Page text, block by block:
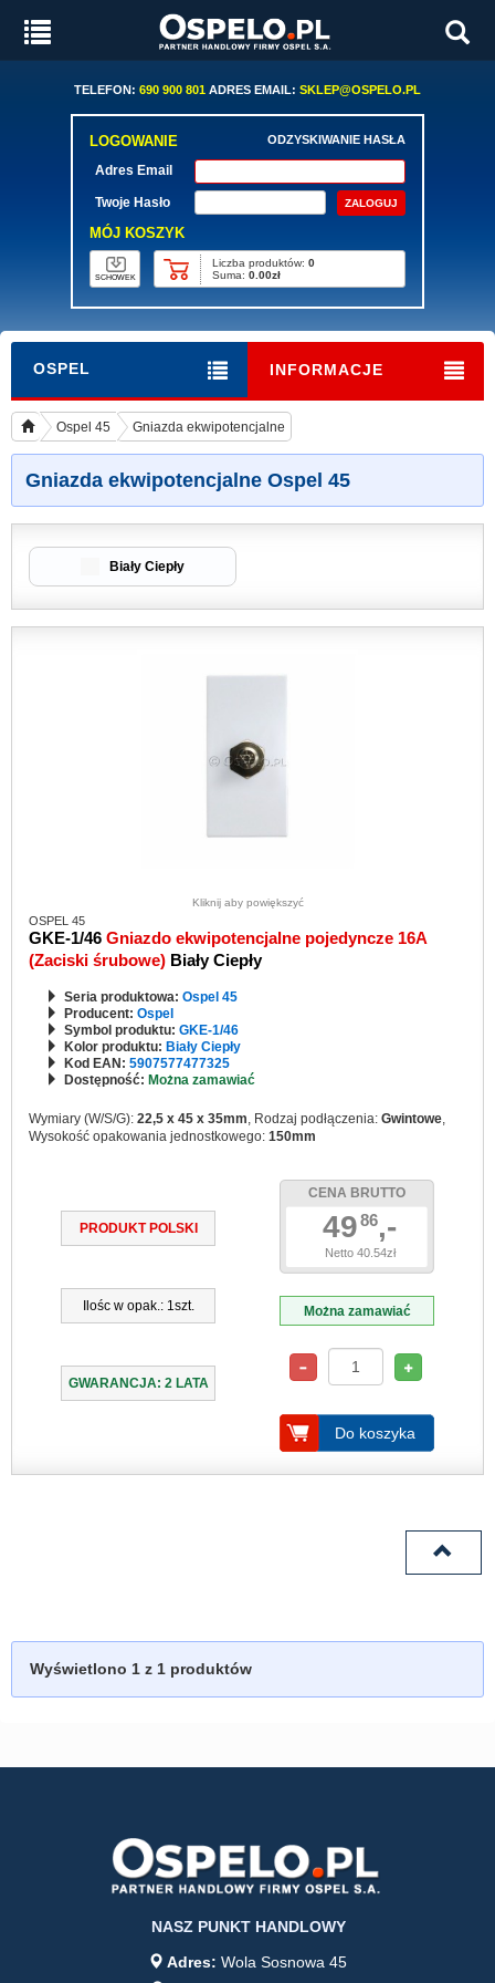
TELEFON: 690 900 801 ADRES EMAIL: SKLEP@OSPELO.PL
LOGOWANIE ODZYSKIWANIE HASŁA
Adres Email
Twoje Hasło
MÓJ KOSZYK
SCHOWEK
Liczba produktów: 0
Suma: 0.00zł
OSPEL INFORMACJE
Ospel 45 Gniazda ekwipotencjalne
Gniazda ekwipotencjalne Ospel 45
Biały Ciepły
Kliknij aby powiększyć
OSPEL 45
GKE-1/46 Gniazdo ekwipotencjalne pojedyncze 16A
(Zaciski śrubowe) Biały Ciepły
Seria produktowa: Ospel 45
Producent: Ospel
Symbol produktu: GKE-1/46
Kolor produktu: Biały Ciepły
Kod EAN: 5907577477325
Dostępność: Można zamawiać
Wymiary (W/S/G): 22,5 x 45 x 35mm, Rodzaj podłączenia: Gwintowe,
Wysokość opakowania jednostkowego: 150mm
PRODUKT POLSKI
Ilośc w opak.: 1szt.
GWARANCJA: 2 LATA
CENA BRUTTO
4986,-
Netto 40.54zł
Można zamawiać
Do koszyka
Wyświetlono 1 z 1 produktów
NASZ PUNKT HANDLOWY
Adres: Wola Sosnowa 45